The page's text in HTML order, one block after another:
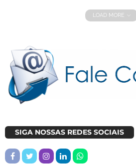
LOAD MORE
SIGA NOSSAS REDES SOCIAIS